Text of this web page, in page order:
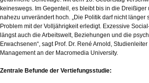
keineswegs. Im Gegenteil, es bleibt bis in die
nahezu unverändert hoch. „Die Politik darf nicht länger
Problem mit der Volljährigkeit erledigt. Exzessive
längst auch die Arbeitswelt, Beziehungen und die
Erwachsenen“, sagt Prof. Dr. René Arnold,
Management an der Macromedia University.
Zentrale Befunde der Vertiefungsstudie: